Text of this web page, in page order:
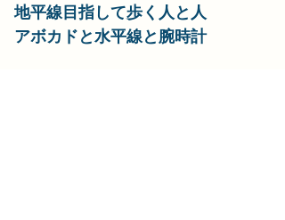
地平線目指して歩く人と人
アボカドと水平線と腕時計